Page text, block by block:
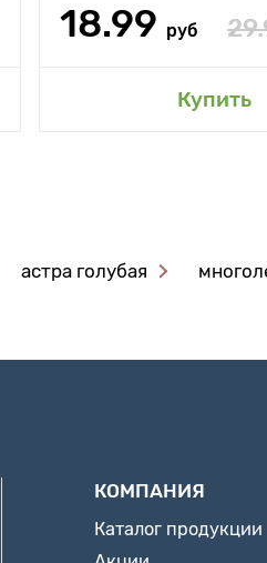
18.99 руб
Купить
астра голубая
КОМПАНИЯ
Каталог продукции